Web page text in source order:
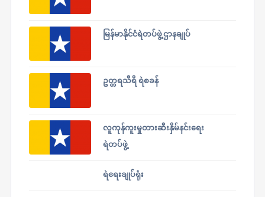
မြန်မာနိုင်ငံရဲတပ်ဖွဲ့ဌာနချုပ်
ဥတ္တရသီရိ ရဲစခန်
လူကုန်ကူးမှုတားဆီးနှိမ်နင်းရေး
ရဲတပ်ဖွဲ့
ရဲရေးချုပ်ရုံး